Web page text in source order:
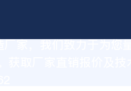
取厂家直销报价及技术